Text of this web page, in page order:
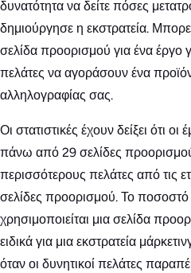
δυνατότητα να δείτε πόσες
δημιούργησε η εκστρατεία.
σελίδα προορισμού για ένα έργο
πελάτες να αγοράσουν ένα
αλληλογραφίας σας.
Οι στατιστικές έχουν δείξει ότι
πάνω από 29 σελίδες
περισσότερους πελάτες από τις
σελίδες προορισμού. Το
χρησιμοποιείται μια σελίδα
ειδικά για μια εκστρατεία
όταν οι δυνητικοί πελάτες